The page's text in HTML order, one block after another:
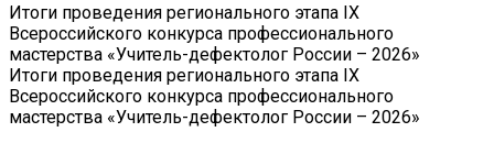
Итоги проведения регионального этапа IX
Всероссийского конкурса профессионального
мастерства «Учитель-дефектолог России – 2026»
Итоги проведения регионального этапа IX
Всероссийского конкурса профессионального
мастерства «Учитель-дефектолог России – 2026»